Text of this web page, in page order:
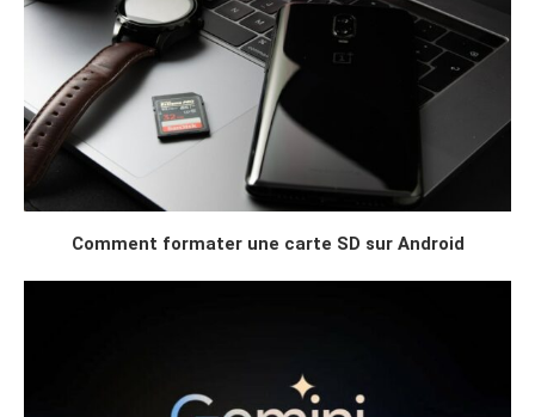
Comment formater une carte SD sur Android